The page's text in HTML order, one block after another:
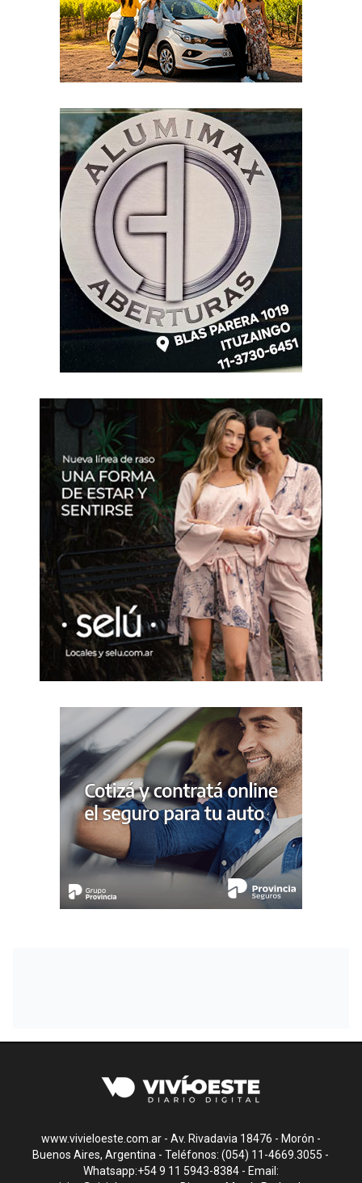
www.vivieloeste.com.ar - Av. Rivadavia 18476 - Morón -
Buenos Aires, Argentina - Teléfonos: (054) 11-4669.3055 -
Whatsapp:+54 9 11 5943-8384 - Email: